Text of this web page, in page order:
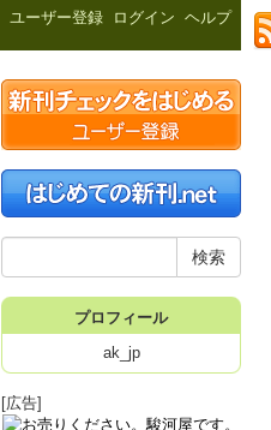
ユーザー登録 ログイン ヘルプ
プロフィール
ak_jp
[広告]